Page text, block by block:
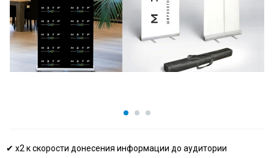
✔ х2 к скорости донесения информации до аудитории